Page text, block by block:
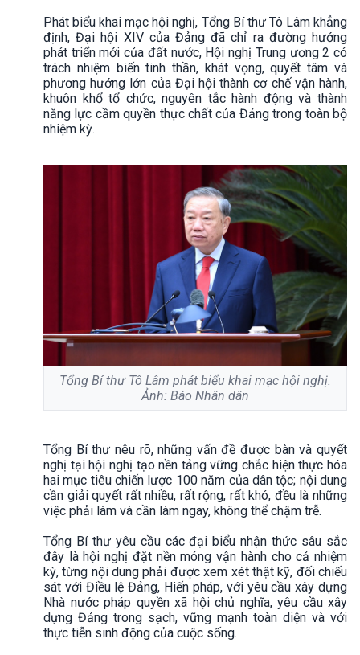
Phát biểu khai mạc hội nghị, Tổng Bí thư Tô Lâm khẳng
định, Đại hội XIV của Đảng đã chỉ ra đường hướng
phát triển mới của đất nước, Hội nghị Trung ương 2 có
trách nhiệm biến tinh thần, khát vọng, quyết tâm và
phương hướng lớn của Đại hội thành cơ chế vận hành,
khuôn khổ tổ chức, nguyên tắc hành động và thành
năng lực cầm quyền thực chất của Đảng trong toàn bộ
nhiệm kỳ.
Tổng Bí thư Tô Lâm phát biểu khai mạc hội nghị.
Ảnh: Báo Nhân dân
Tổng Bí thư nêu rõ, những vấn đề được bàn và quyết
nghị tại hội nghị tạo nền tảng vững chắc hiện thực hóa
hai mục tiêu chiến lược 100 năm của dân tộc; nội dung
cần giải quyết rất nhiều, rất rộng, rất khó, đều là những
việc phải làm và cần làm ngay, không thể chậm trễ.
Tổng Bí thư yêu cầu các đại biểu nhận thức sâu sắc
đây là hội nghị đặt nền móng vận hành cho cả nhiệm
kỳ, từng nội dung phải được xem xét thật kỹ, đối chiếu
sát với Điều lệ Đảng, Hiến pháp, với yêu cầu xây dựng
Nhà nước pháp quyền xã hội chủ nghĩa, yêu cầu xây
dựng Đảng trong sạch, vững mạnh toàn diện và với
thực tiễn sinh động của cuộc sống.